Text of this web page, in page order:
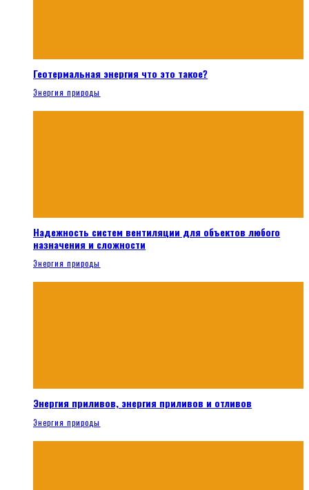
Геотермальная энергия что это такое?
Энергия природы
Надежность систем вентиляции для объектов любого
назначения и сложности
Энергия природы
Энергия приливов, энергия приливов и отливов
Энергия природы